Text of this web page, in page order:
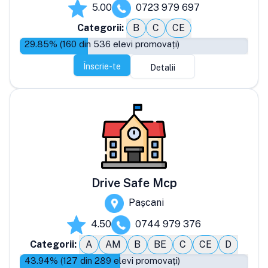
5.00
0723 979 697
Categorii:
B C CE
29.85% (160 din 536 elevi promovați)
Înscrie-te Detalii
Drive Safe Mcp
Pașcani
4.50
0744 979 376
Categorii:
A AM B BE C CE D
43.94% (127 din 289 elevi promovați)